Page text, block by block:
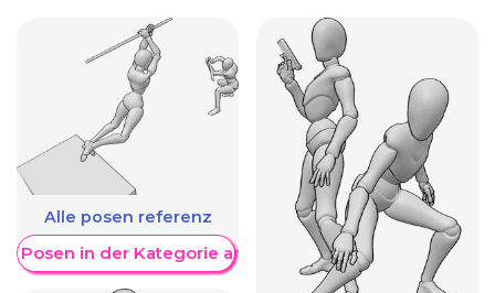
Alle posen referenz
Posen in der Kategorie anzeigen